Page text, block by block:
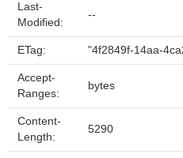
Last-
Modified:
--
ETag: "4f2849f-14aa-
Accept-
Ranges:
bytes
Content-
Length:
5290